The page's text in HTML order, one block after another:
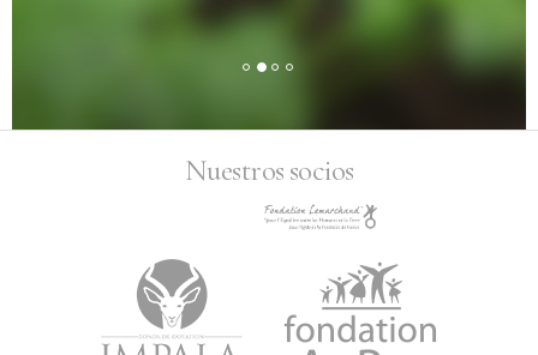
Nuestros socios